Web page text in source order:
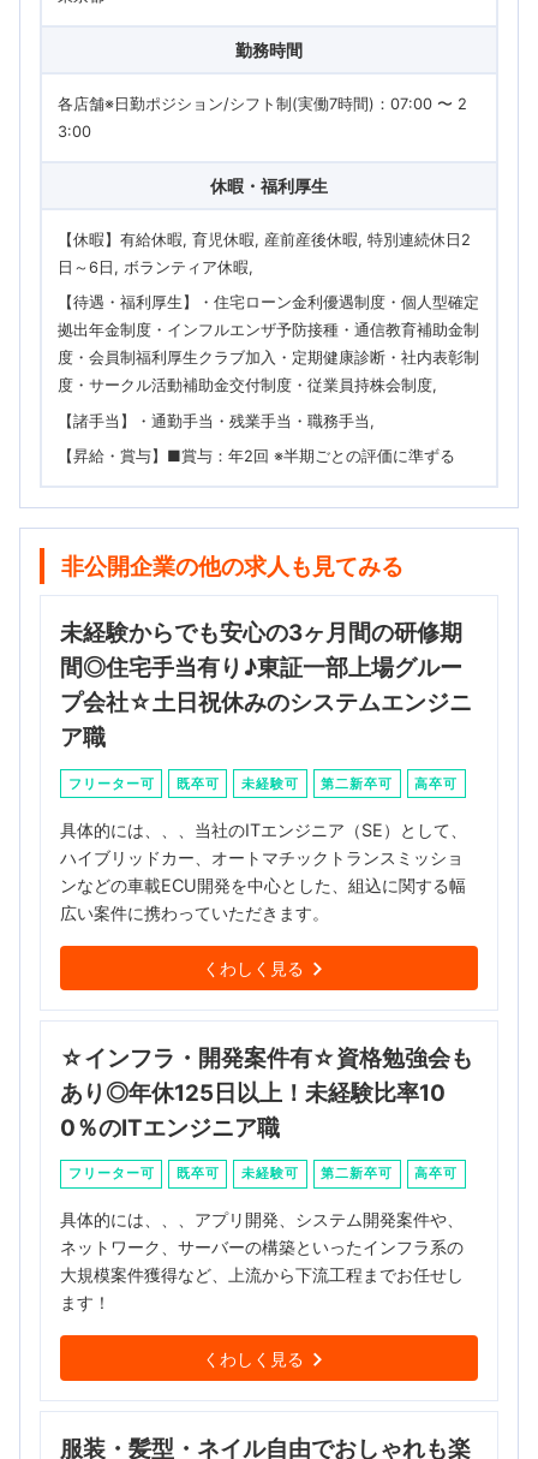
勤務時間
各店舗※日勤ポジション/シフト制(実働7時間)：07:00 〜 2
3:00
休暇・福利厚生
【休暇】有給休暇, 育児休暇, 産前産後休暇, 特別連続休日2
日～6日, ボランティア休暇
【待遇・福利厚生】・住宅ローン金利優遇制度・個人型確定
拠出年金制度・インフルエンザ予防接種・通信教育補助金制
度・会員制福利厚生クラブ加入・定期健康診断・社内表彰制
度・サークル活動補助金交付制度・従業員持株会制度
【諸手当】・通勤手当・残業手当・職務手当
【昇給・賞与】■賞与：年2回 ※半期ごとの評価に準ずる
非公開企業の他の求人も見てみる
未経験からでも安心の3ヶ月間の研修期
間◎住宅手当有り♪東証一部上場グルー
プ会社☆土日祝休みのシステムエンジニ
ア職
フリーター可 既卒可 未経験可 第二新卒可 高卒可
具体的には、、、当社のITエンジニア（SE）として、
ハイブリッドカー、オートマチックトランスミッショ
ンなどの車載ECU開発を中心とした、組込に関する幅
広い案件に携わっていただきます。
くわしく見る
☆インフラ・開発案件有☆資格勉強会も
あり◎年休125日以上！未経験比率10
0％のITエンジニア職
フリーター可 既卒可 未経験可 第二新卒可 高卒可
具体的には、、、アプリ開発、システム開発案件や、
ネットワーク、サーバーの構築といったインフラ系の
大規模案件獲得など、上流から下流工程までお任せし
ます！
くわしく見る
服装・髪型・ネイル自由でおしゃれも楽